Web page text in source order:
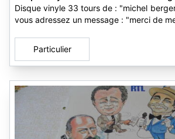
Disque vinyle 33 tours de : "michel
vous adressez un message : "merci de
Particulier